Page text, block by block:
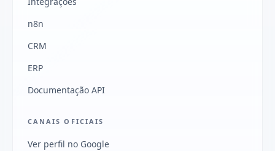
n8n
CRM
ERP
Documentação API
CANAIS OFICIAIS
Ver perfil no Google